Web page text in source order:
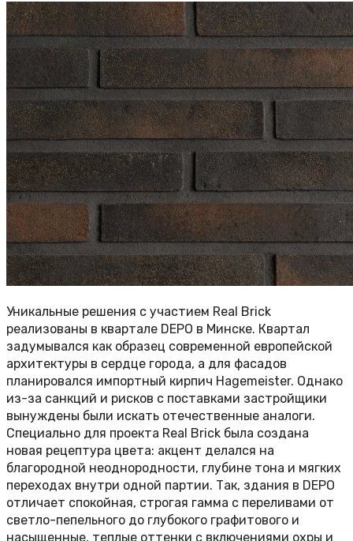
Уникальные решения с участием Real Brick
реализованы в квартале DEPO в Минске. Квартал
задумывался как образец современной европейской
архитектуры в сердце города, а для фасадов
планировался импортный кирпич Hagemeister. Однако
из-за санкций и рисков с поставками застройщики
вынуждены были искать отечественные аналоги.
Специально для проекта Real Brick была создана
новая рецептура цвета: акцент делался на
благородной неоднородности, глубине тона и мягких
переходах внутри одной партии. Так, здания в DEPO
отличает спокойная, строгая гамма с переливами от
светло-пепельного до глубокого графитового и
насыщенные, теплые оттенки с включениями охры и